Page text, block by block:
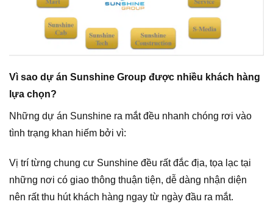
Vì sao dự án Sunshine Group được nhiều khách hàng
lựa chọn?
Những dự án Sunshine ra mắt đều nhanh chóng rơi vào
tình trạng khan hiếm bởi vì:
Vị trí từng chung cư Sunshine đều rất đắc địa, tọa lạc tại
những nơi có giao thông thuận tiện, dễ dàng nhận diện
nên rất thu hút khách hàng ngay từ ngày đầu ra mắt.